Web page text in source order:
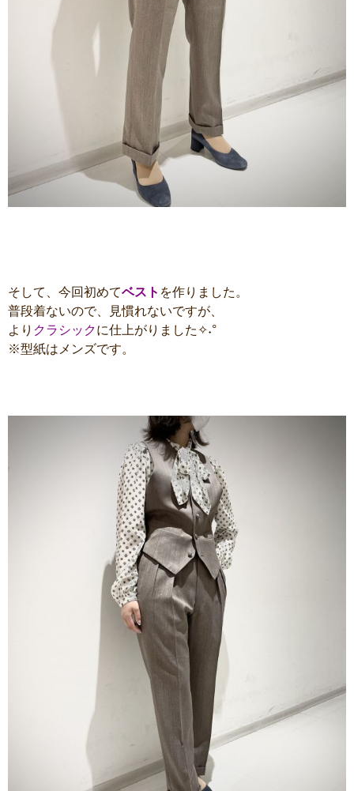
そして、今回初めてベスト を作りました。
普段着ないので、見慣れないですが、
より クラシックに仕上がりました✧˖°
※型紙はメンズです。